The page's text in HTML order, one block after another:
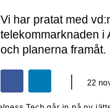
Vi har pratat med
telekommarknaden i
och planerna framåt.
22